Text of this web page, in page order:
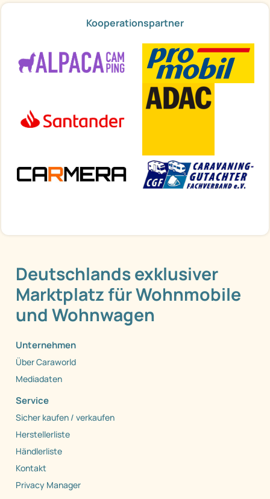
Kooperationspartner
Deutschlands exklusiver
Marktplatz für Wohnmobile
und Wohnwagen
Unternehmen
Über Caraworld
Mediadaten
Service
Sicher kaufen / verkaufen
Herstellerliste
Händlerliste
Kontakt
Privacy Manager